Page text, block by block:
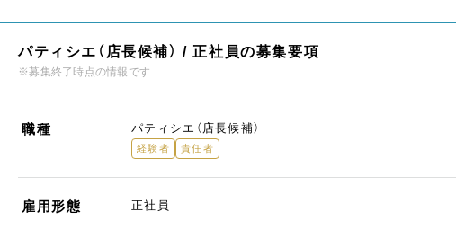
パティシエ（店長候補） / 正社員の募集要項
※募集終了時点の情報です
職種 パティシエ（店長候補）
経験者 責任者
雇用形態 正社員